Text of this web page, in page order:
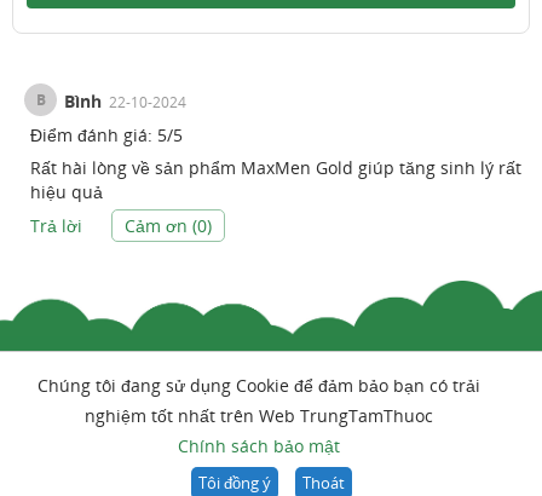
B Bình 22-10-2024
Điểm đánh giá: 5/5
Rất hài lòng về sản phẩm MaxMen Gold giúp tăng sinh lý rất
hiệu quả
Trả lời
Cảm ơn (0)
Chúng tôi đang sử dụng Cookie để đảm bảo bạn có trải
nghiệm tốt nhất trên Web TrungTamThuoc
Chính sách bảo mật
Tôi đồng ý Thoát